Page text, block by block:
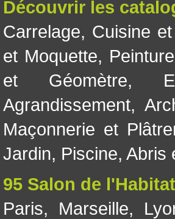
Découvrir les
Carrelage, Cuisine
et Moquette,
et Géomètre,
Agrandissement,
Maçonnerie et
Jardin, Piscine, Abris
95 Salon de
Paris, Marseille,